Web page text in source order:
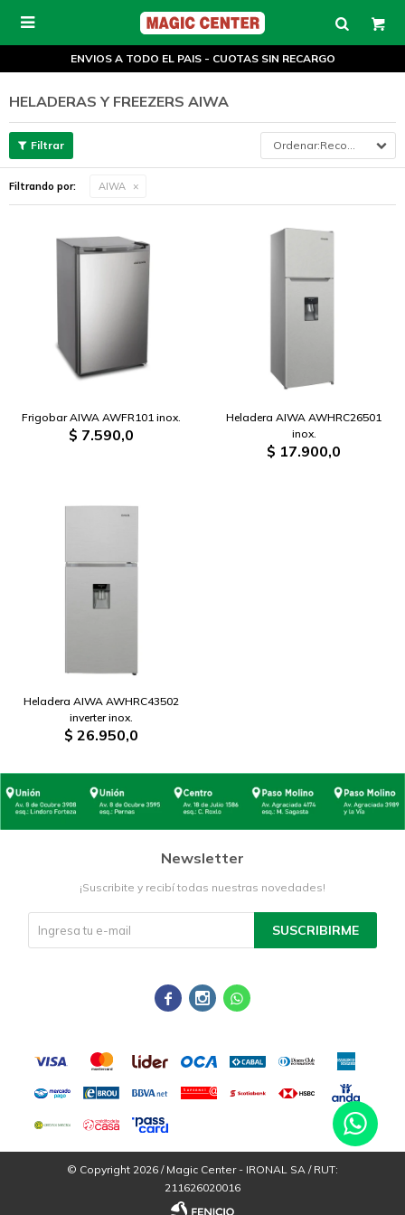

ENVIOS A TODO EL PAIS - CUOTAS SIN RECARGO
HELADERAS Y FREEZERS AIWA
Recomendados
Filtrando por: AIWA
Frigobar AIWA AWFR101 inox.
$ 7.590,0
Heladera AIWA AWHRC26501
inox.
$ 17.900,0
Heladera AIWA AWHRC43502
inverter inox.
$ 26.950,0
Newsletter
¡Suscribite y recibí todas nuestras novedades!
SUSCRIBIRME
  
© Copyright 2026 / Magic Center - IRONAL SA / RUT:
211626020016